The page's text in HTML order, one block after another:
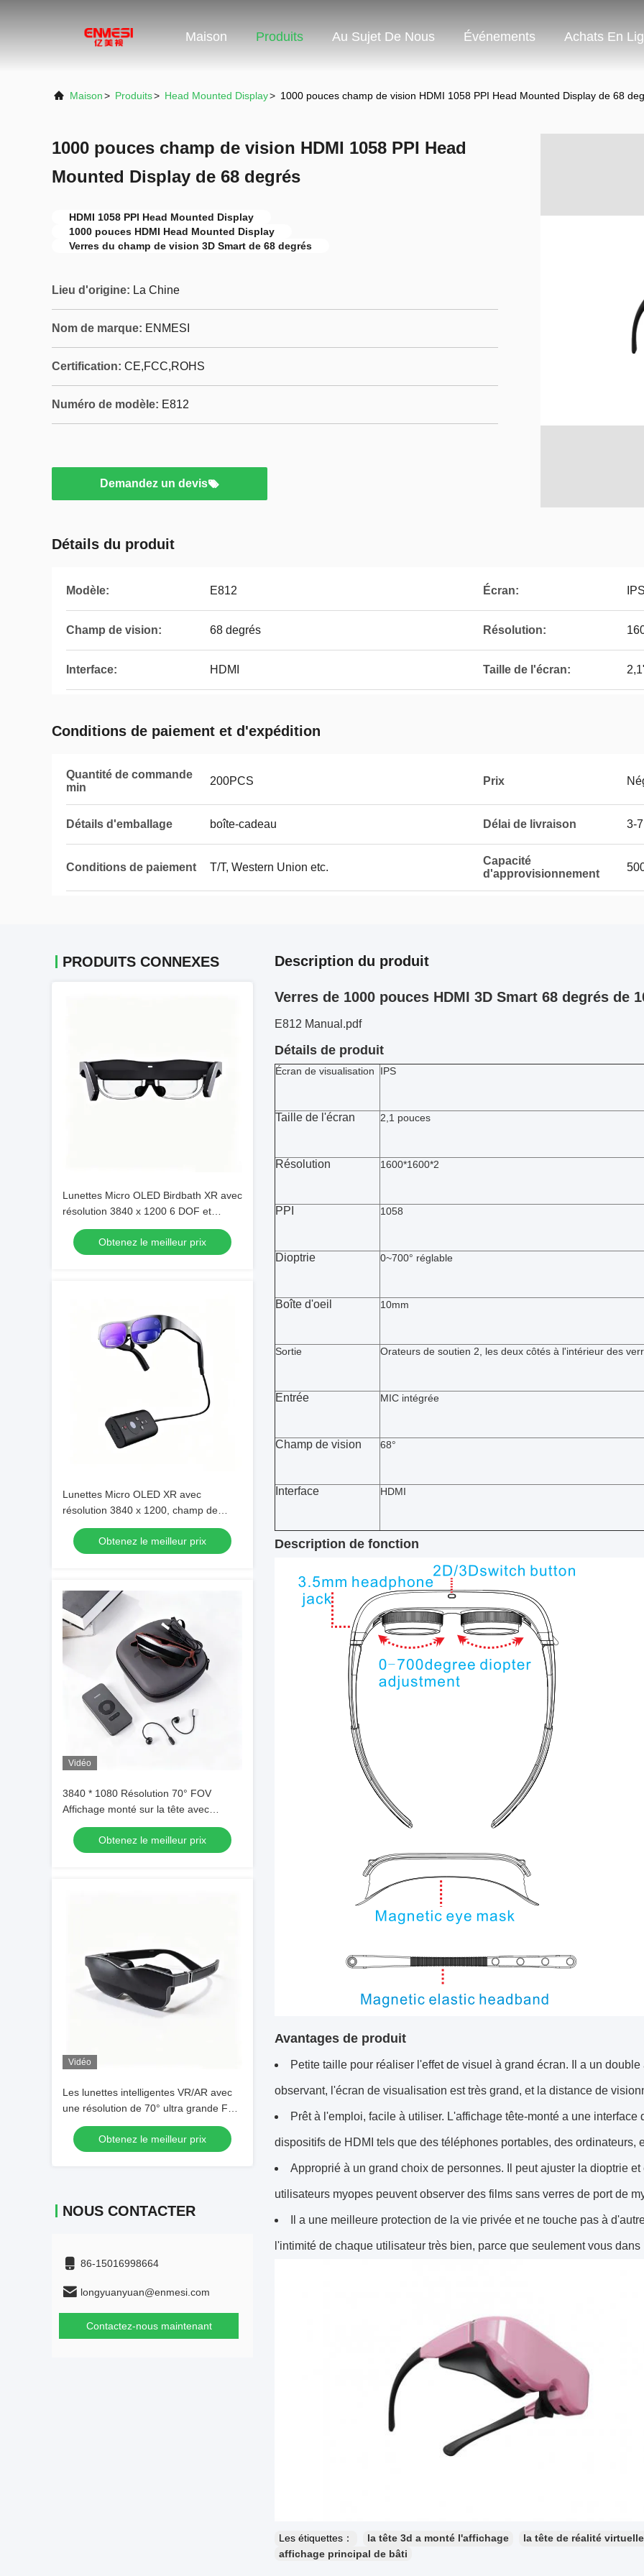
Maison Produits Au Sujet De Nous Événements Achats En
Maison> Produits> Head Mounted Display> 1000 pouces champ de vision HDMI 1058 PPI Head Mounted Display de 68
1000 pouces champ de vision HDMI 1058 PPI Head
Mounted Display de 68 degrés
HDMI 1058 PPI Head Mounted Display
1000 pouces HDMI Head Mounted Display
Verres du champ de vision 3D Smart de 68 degrés
Lieu d'origine: La Chine
Nom de marque: ENMESI
Certification: CE,FCC,ROHS
Numéro de modèle: E812
Demandez un devis
Détails du produit
Modèle: E812 Écran:
Champ de vision: 68 degrés Résolution:
Interface: HDMI Taille de l'écran:
Conditions de paiement et d'expédition
Quantité de commande
min
200PCS Prix
Détails d'emballage boîte-cadeau Délai de livraison 3-
Conditions de paiement T/T, Western Union etc.
Capacité
d'approvisionnement
PRODUITS CONNEXES
Lunettes Micro OLED Birdbath XR avec
résolution 3840 x 1200 6 DOF et
système d'exploitation Android
Obtenez le meilleur prix
Lunettes Micro OLED XR avec
résolution 3840 x 1200, champ de
vision 47° et taux de rafraîchissement
de 90 HzObtenez le meilleur prix
Vidéo
3840 * 1080 Résolution 70° FOV
Affichage monté sur la tête avec
+2.0D~-6.0D Dioptre - lunettes
intelligentes AR
Obtenez le meilleur prix
Vidéo
Les lunettes intelligentes VR/AR avec
une résolution de 70° ultra grande FOV
1920*1080 et une connectivité USB-C
Obtenez le meilleur prix
NOUS CONTACTER
86-15016998664
longyuanyuan@enmesi.com
Contactez-nous maintenant
Description du produit
Verres de 1000 pouces HDMI 3D Smart 68 degrés de
E812 Manual.pdf
Détails de produit
Écran de visualisation IPS
Taille de l'écran 2,1 pouces
Résolution 1600*1600*2
PPI 1058
Dioptrie 0~700° réglable
Boîte d'oeil 10mm
Sortie Orateurs de soutien 2, les deux côtés à l'intérieur des
Entrée MIC intégrée
Champ de vision 68°
Interface HDMI
Description de fonction
Avantages de produit
Petite taille pour réaliser l'effet de visuel à grand écran. Il a un
observant, l'écran de visualisation est très grand, et la distance de
Prêt à l'emploi, facile à utiliser. L'affichage tête-monté a une
dispositifs de HDMI tels que des téléphones portables, des ordinateurs,
Approprié à un grand choix de personnes. Il peut ajuster la dioptrie
utilisateurs myopes peuvent observer des films sans verres de port de
Il a une meilleure protection de la vie privée et ne touche pas à
l'intimité de chaque utilisateur très bien, parce que seulement vous
Les étiquettes： la tête 3d a monté l'affichage
la tête de réalité
affichage principal de bâti